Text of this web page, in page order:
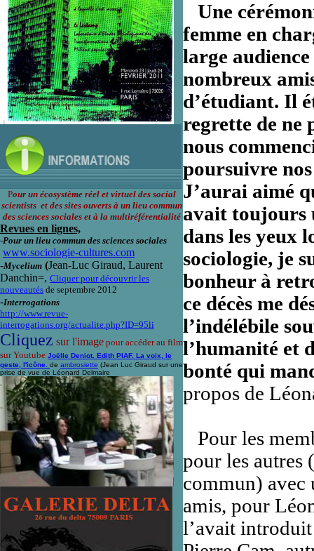
Pour un écosystème réel et virtuel des social
scientists et des sites ouverts à un lieu commun
des sciences sociales et à la multiréférentialité
Revues en lignes,
-Pour un lieu commun des sciences sociales
www.sociologie-cultures.com
-Mycelium (Jean-Luc Giraud, Laurent
Danchin=, Cliquer pour découvrir les
nouveautés de septembre 2012
-Interrogations
http://www.revue-
interrogations.org/actualite.php?ID=95li
Cliquez sur l'image pour accéder au film
sur Youtube Joëlle Deniot. Edith PIAF. La voix, le
geste, l'icône. de ambrosiette (Jean Luc Giraud sur une
prise de vue de Léonard Delmaire
Une
femme en
large
nombreux
d’étudiant. Il
regrette de ne
nous
poursuivre
J’aurai aimé
avait toujours
dans les yeux
sociologie, je
bonheur à
ce décès me
l’indélébile
l’humanité et
bonté qui
propos de
Pour les
pour les autres
commun) avec
amis, pour
l’avait